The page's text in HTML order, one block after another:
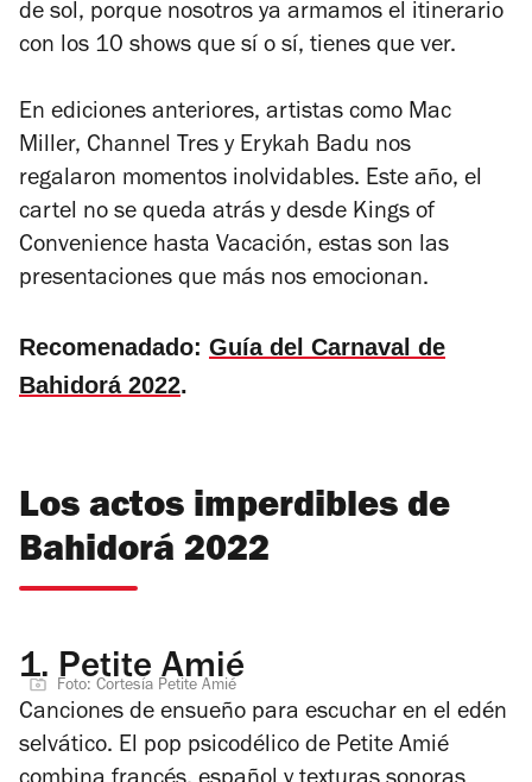
de sol, porque nosotros ya armamos el itinerario
con los 10 shows que sí o sí, tienes que ver.
En ediciones anteriores, artistas como Mac
Miller, Channel Tres y Erykah Badu nos
regalaron momentos inolvidables. Este año, el
cartel no se queda atrás y desde Kings of
Convenience hasta Vacación, estas son las
presentaciones que más nos emocionan.
Recomenadado: Guía del Carnaval de
Bahidorá 2022.
Los actos imperdibles de
Bahidorá 2022
1. Petite Amié
Foto: Cortesía Petite Amié
Canciones de ensueño para escuchar en el edén
selvático. El pop psicodélico de Petite Amié